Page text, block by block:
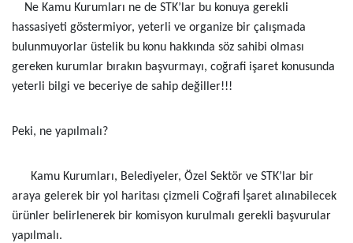
Ne Kamu Kurumları ne de STK’lar bu konuya gerekli
hassasiyeti göstermiyor, yeterli ve organize bir çalışmada
bulunmuyorlar üstelik bu konu hakkında söz sahibi olması
gereken kurumlar bırakın başvurmayı, coğrafi işaret konusunda
yeterli bilgi ve beceriye de sahip değiller!!!
Peki, ne yapılmalı?
Kamu Kurumları, Belediyeler, Özel Sektör ve STK’lar bir
araya gelerek bir yol haritası çizmeli Coğrafi İşaret alınabilecek
ürünler belirlenerek bir komisyon kurulmalı gerekli başvurular
yapılmalı.